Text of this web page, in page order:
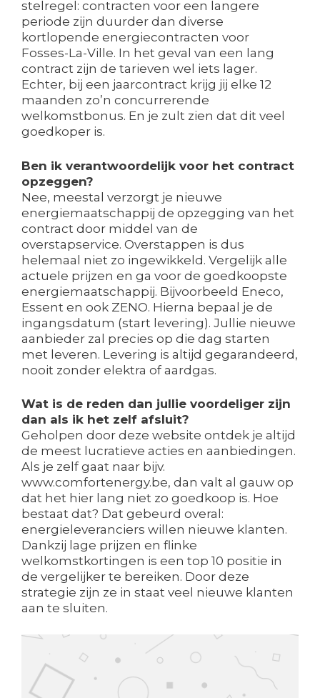
stelregel: contracten voor een langere
periode zijn duurder dan diverse
kortlopende energiecontracten voor
Fosses-La-Ville. In het geval van een lang
contract zijn de tarieven wel iets lager.
Echter, bij een jaarcontract krijg jij elke 12
maanden zo’n concurrerende
welkomstbonus. En je zult zien dat dit veel
goedkoper is.
Ben ik verantwoordelijk voor het contract
opzeggen?
Nee, meestal verzorgt je nieuwe
energiemaatschappij de opzegging van het
contract door middel van de
overstapservice. Overstappen is dus
helemaal niet zo ingewikkeld. Vergelijk alle
actuele prijzen en ga voor de goedkoopste
energiemaatschappij. Bijvoorbeeld Eneco,
Essent en ook ZENO. Hierna bepaal je de
ingangsdatum (start levering). Jullie nieuwe
aanbieder zal precies op die dag starten
met leveren. Levering is altijd gegarandeerd,
nooit zonder elektra of aardgas.
Wat is de reden dan jullie voordeliger zijn
dan als ik het zelf afsluit?
Geholpen door deze website ontdek je altijd
de meest lucratieve acties en aanbiedingen.
Als je zelf gaat naar bijv.
www.comfortenergy.be, dan valt al gauw op
dat het hier lang niet zo goedkoop is. Hoe
bestaat dat? Dat gebeurd overal:
energieleveranciers willen nieuwe klanten.
Dankzij lage prijzen en flinke
welkomstkortingen is een top 10 positie in
de vergelijker te bereiken. Door deze
strategie zijn ze in staat veel nieuwe klanten
aan te sluiten.